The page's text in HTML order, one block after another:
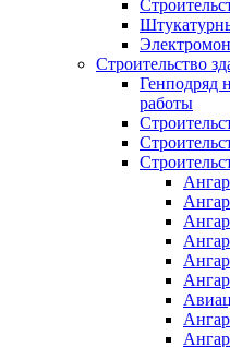
Строительство
Генподряд
работы